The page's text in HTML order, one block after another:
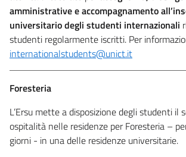
amministrative e accompagnamento
universitario degli studenti internazionali
studenti regolarmente iscritti. Per
internationalstudents@unict.it
Foresteria
L’Ersu mette a disposizione degli studenti il
ospitalità nelle residenze per Foresteria –
giorni - in una delle residenze universitarie.